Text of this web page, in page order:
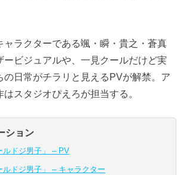
ャラクターである颯・瞬・貴之・蒼真
ービジュアルや、一見クールだけど実
の日常がチラリと見えるPVが解禁。ア
スタジオぴえろが担当する。
ション
ルドジ男子」 – PV
ルドジ男子」 – キャラクター